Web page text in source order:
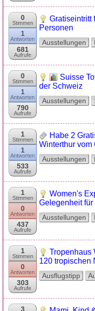
0
Stimmen
1
Antworten
681
Aufrufe
Gratiseintritt
Personen
Ausstellungen
0
Stimmen
1
Antworten
790
Aufrufe
Suisse
der Schweiz
Ausstellungen
1
Stimmen
1
Antworten
533
Aufrufe
Habe 2
Winterthur vom
Ausstellungen
1
Stimmen
0
Antworten
437
Aufrufe
Women's
Gelegenheit
Ausstellungen
1
Stimmen
0
Antworten
303
Aufrufe
Tropenhaus
120 tropischen
Ausflugstipp
3